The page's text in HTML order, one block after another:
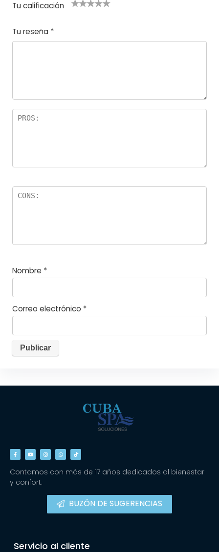
Tu calificación
e
el
5
las
s
Tu reseña *
Nombre *
Correo electrónico *
Contamos con más de 17 años dedicados al bienestar
y confort.
BUZÓN DE SUGERENCIAS
Servicio al cliente